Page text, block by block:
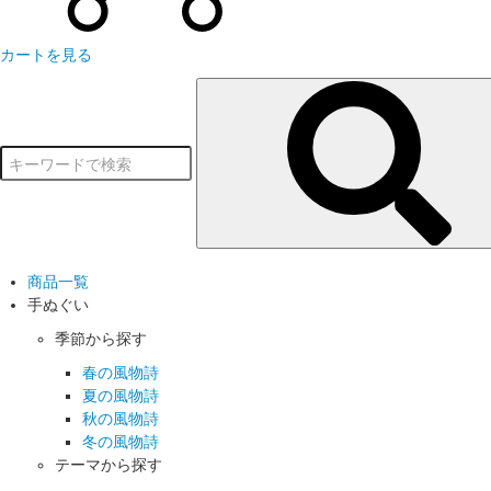
カートを見る
商品一覧
手ぬぐい
季節から探す
春の風物詩
夏の風物詩
秋の風物詩
冬の風物詩
テーマから探す